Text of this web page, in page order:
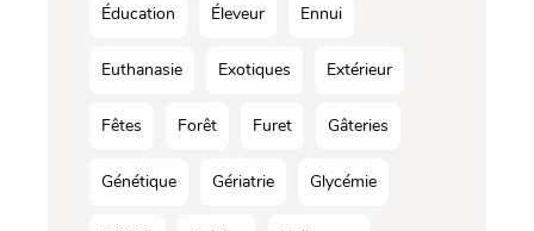
Éducation Éleveur Ennui
Euthanasie Exotiques Extérieur
Fêtes Forêt Furet Gâteries
Génétique Gériatrie Glycémie